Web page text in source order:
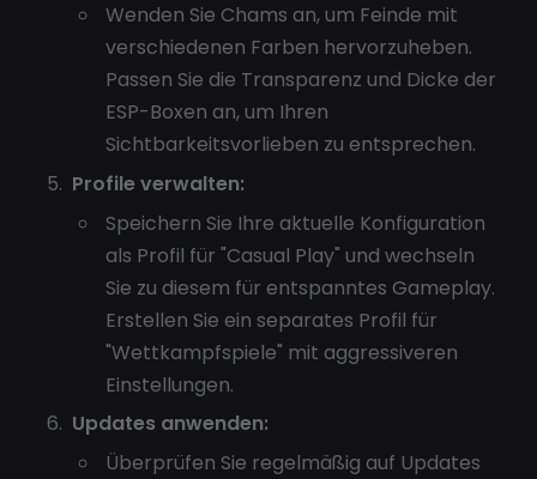
Wenden Sie Chams an, um Feinde mit
verschiedenen Farben hervorzuheben.
Passen Sie die Transparenz und Dicke der
ESP-Boxen an, um Ihren
Sichtbarkeitsvorlieben zu entsprechen.
Profile verwalten:
Speichern Sie Ihre aktuelle Konfiguration
als Profil für "Casual Play" und wechseln
Sie zu diesem für entspanntes Gameplay.
Erstellen Sie ein separates Profil für
"Wettkampfspiele" mit aggressiveren
Einstellungen.
Updates anwenden:
Überprüfen Sie regelmäßig auf Updates